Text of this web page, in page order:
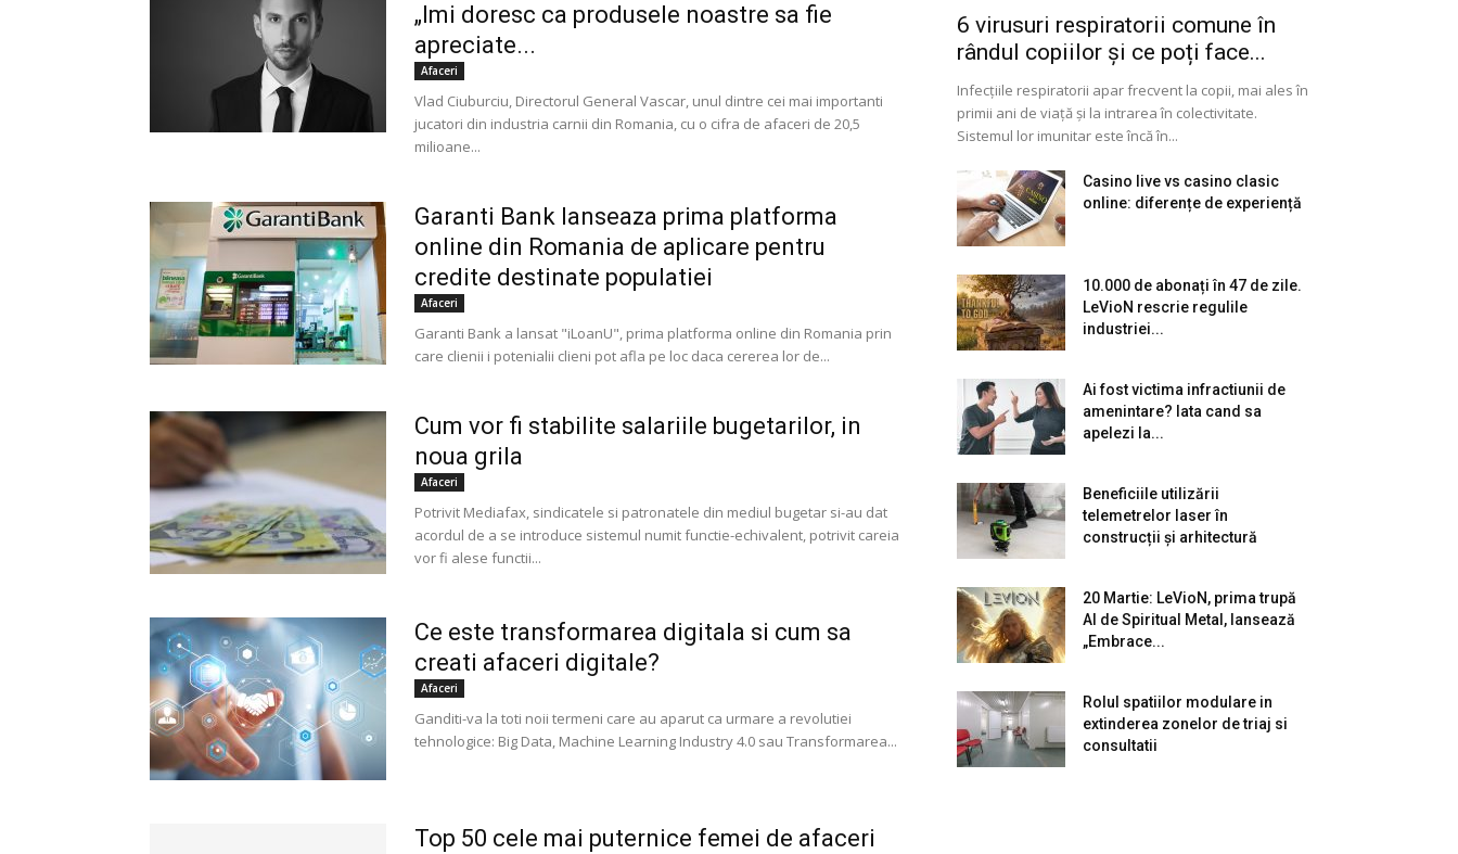
„Imi doresc ca produsele noastre sa fie
apreciate...
Afaceri
Vlad Ciuburciu, Directorul General Vascar, unul dintre cei mai importanti
jucatori din industria carnii din Romania, cu o cifra de afaceri de 20,5
milioane...
Garanti Bank lanseaza prima platforma
online din Romania de aplicare pentru
credite destinate populatiei
Afaceri
Garanti Bank a lansat "iLoanU", prima platforma online din Romania prin
care clienii i potenialii clieni pot afla pe loc daca cererea lor de...
Cum vor fi stabilite salariile bugetarilor, in
noua grila
Afaceri
Potrivit Mediafax, sindicatele si patronatele din mediul bugetar si-au dat
acordul de a se introduce sistemul numit functie-echivalent, potrivit careia
vor fi alese functii...
Ce este transformarea digitala si cum sa
creati afaceri digitale?
Afaceri
Ganditi-va la toti noii termeni care au aparut ca urmare a revolutiei
tehnologice: Big Data, Machine Learning Industry 4.0 sau Transformarea...
Top 50 cele mai puternice femei de afaceri
6 virusuri respiratorii comune în
rândul copiilor și ce poți face...
Infecțiile respiratorii apar frecvent la copii, mai ales în
primii ani de viață și la intrarea în colectivitate.
Sistemul lor imunitar este încă în...
Casino live vs casino clasic
online: diferențe de experiență
10.000 de abonați în 47 de zile.
LeVioN rescrie regulile
industriei...
Ai fost victima infractiunii de
amenintare? Iata cand sa
apelezi la...
Beneficiile utilizării
telemetrelor laser în
construcții și arhitectură
20 Martie: LeVioN, prima trupă
AI de Spiritual Metal, lansează
„Embrace...
Rolul spatiilor modulare in
extinderea zonelor de triaj si
consultatii